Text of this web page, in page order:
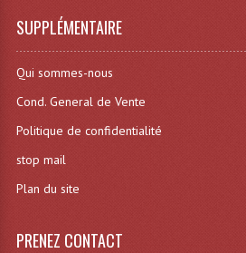
Projecteur Extérieur
Projecteurs À Leds
SUPPLÉMENTAIRE
Qui sommes-nous
Cond. General de Vente
Politique de confidentialité
stop mail
Plan du site
PRENEZ CONTACT